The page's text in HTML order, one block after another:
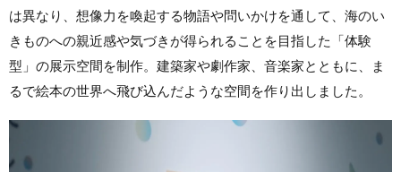
は異なり、想像力を喚起する物語や問いかけを通して、海のい
きものへの親近感や気づきが得られることを目指した「体験
型」の展示空間を制作。建築家や劇作家、音楽家とともに、ま
るで絵本の世界へ飛び込んだような空間を作り出しました。